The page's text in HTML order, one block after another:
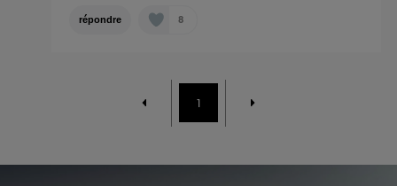
répondre 8
1